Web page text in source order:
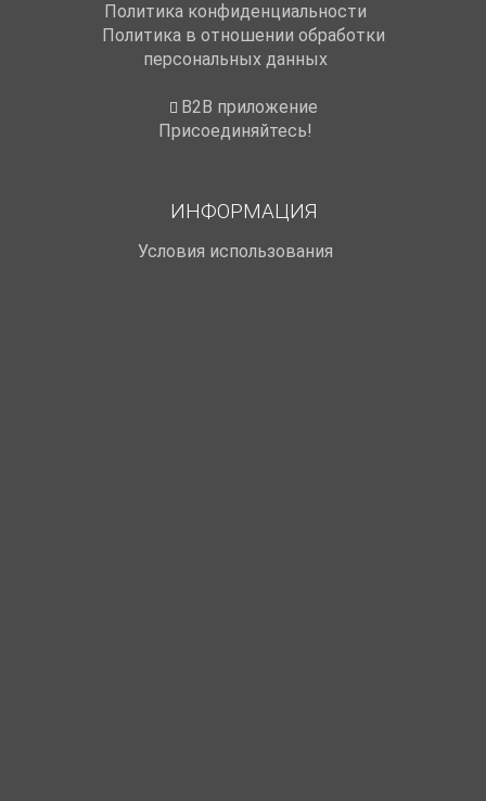
Политика конфиденциальности
Политика в отношении обработки
персональных данных
B2B приложение
Присоединяйтесь!
ИНФОРМАЦИЯ
Условия использования